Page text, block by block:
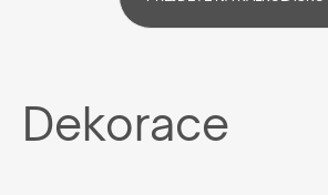
Dekorace